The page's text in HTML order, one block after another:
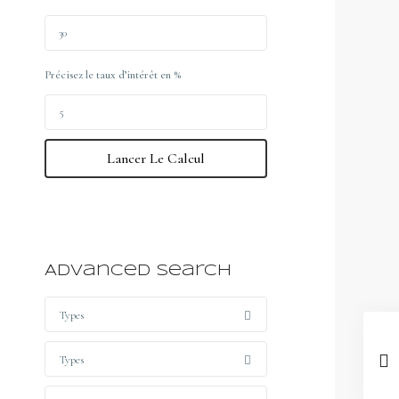
Précisez le taux d’intérêt en %
Lancer Le Calcul
Advanced Search
Types
Types